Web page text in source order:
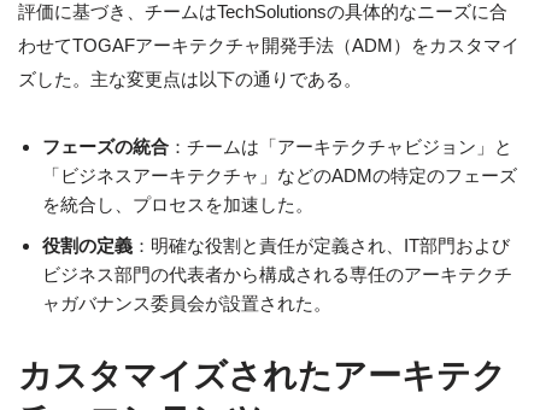
評価に基づき、チームはTechSolutionsの具体的なニーズに合
わせてTOGAFアーキテクチャ開発手法（ADM）をカスタマイ
ズした。主な変更点は以下の通りである。
フェーズの統合 ：チームは「アーキテクチャビジョン」と
「ビジネスアーキテクチャ」などのADMの特定のフェーズ
を統合し、プロセスを加速した。
役割の定義 ：明確な役割と責任が定義され、IT部門および
ビジネス部門の代表者から構成される専任のアーキテクチ
ャガバナンス委員会が設置された。
カスタマイズされたアーキテク